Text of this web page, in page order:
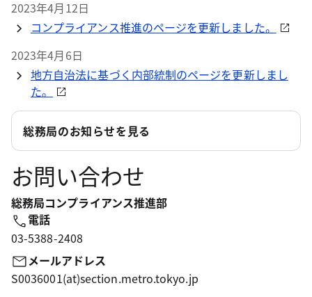
2023年4月12日
コンプライアンス推進のページを更新しました。
2023年4月6日
地方自治法に基づく内部統制のページを更新しまし
た。
総務局のお知らせを見る
お問い合わせ
総務局コンプライアンス推進部
電話
03-5388-2408
メールアドレス
S0036001(at)section.metro.tokyo.jp